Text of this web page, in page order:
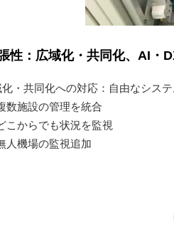
性：広域化・共同化、AI・
・共同化への対応：自由なシス
数施設の管理を統合
こからでも状況を監視
人機場の監視追加